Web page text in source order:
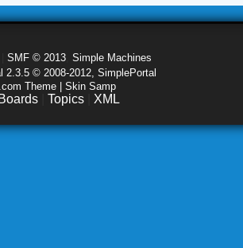
SMF © 2013 Simple Machines
2.3.5 © 2008-2012, SimplePortal
Theme | Skin Samp
Boards Topics XML